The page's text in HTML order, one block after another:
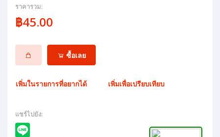
ราคารวม:
฿45.00
ซื้อเลย
เพิ่มในรายการที่อยากได้ เพิ่มเพื่อเปรียบเทียบ
แชร์ไปยัง: